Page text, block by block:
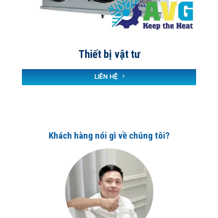
Thiết bị vật tư
LIÊN HỆ
Khách hàng nói gì về chúng tôi?